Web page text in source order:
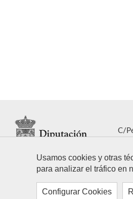
Usamos cookies y otras
para analizar el tráfico en
Configurar Cookies
C/
T.